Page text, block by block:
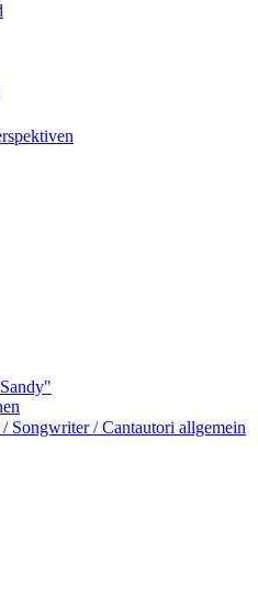
Songwriter / Cantautori allgemein